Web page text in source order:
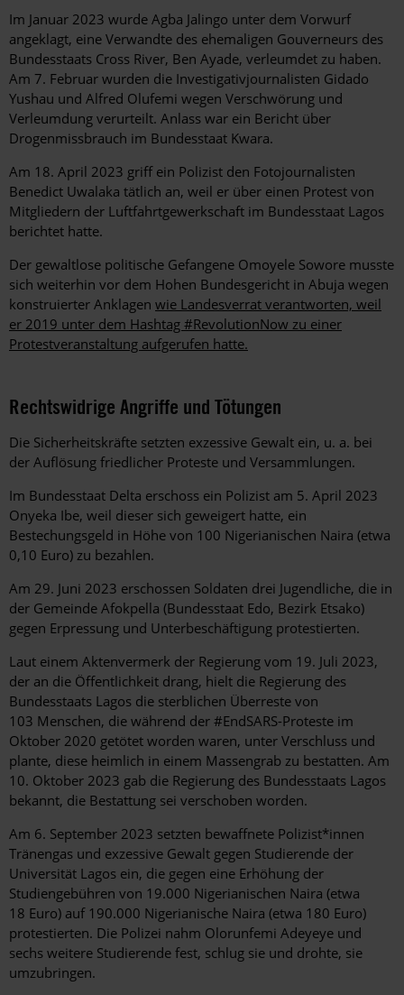
Im Januar 2023 wurde Agba Jalingo unter dem Vorwurf
angeklagt, eine Verwandte des ehemaligen Gouverneurs des
Bundesstaats Cross River, Ben Ayade, verleumdet zu haben.
Am 7. Februar wurden die Investigativjournalisten Gidado
Yushau und Alfred Olufemi wegen Verschwörung und
Verleumdung verurteilt. Anlass war ein Bericht über
Drogenmissbrauch im Bundesstaat Kwara.
Am 18. April 2023 griff ein Polizist den Fotojournalisten
Benedict Uwalaka tätlich an, weil er über einen Protest von
Mitgliedern der Luftfahrtgewerkschaft im Bundesstaat Lagos
berichtet hatte.
Der gewaltlose politische Gefangene Omoyele Sowore musste
sich weiterhin vor dem Hohen Bundesgericht in Abuja wegen
konstruierter Anklagen wie Landesverrat verantworten, weil
er 2019 unter dem Hashtag #RevolutionNow zu einer
Protestveranstaltung aufgerufen hatte.
Rechtswidrige Angriffe und Tötungen
Die Sicherheitskräfte setzten exzessive Gewalt ein, u. a. bei
der Auflösung friedlicher Proteste und Versammlungen.
Im Bundesstaat Delta erschoss ein Polizist am 5. April 2023
Onyeka Ibe, weil dieser sich geweigert hatte, ein
Bestechungsgeld in Höhe von 100 Nigerianischen Naira (etwa
0,10 Euro) zu bezahlen.
Am 29. Juni 2023 erschossen Soldaten drei Jugendliche, die in
der Gemeinde Afokpella (Bundesstaat Edo, Bezirk Etsako)
gegen Erpressung und Unterbeschäftigung protestierten.
Laut einem Aktenvermerk der Regierung vom 19. Juli 2023,
der an die Öffentlichkeit drang, hielt die Regierung des
Bundesstaats Lagos die sterblichen Überreste von
103 Menschen, die während der #EndSARS-Proteste im
Oktober 2020 getötet worden waren, unter Verschluss und
plante, diese heimlich in einem Massengrab zu bestatten. Am
10. Oktober 2023 gab die Regierung des Bundesstaats Lagos
bekannt, die Bestattung sei verschoben worden.
Am 6. September 2023 setzten bewaffnete Polizist*innen
Tränengas und exzessive Gewalt gegen Studierende der
Universität Lagos ein, die gegen eine Erhöhung der
Studiengebühren von 19.000 Nigerianischen Naira (etwa
18 Euro) auf 190.000 Nigerianische Naira (etwa 180 Euro)
protestierten. Die Polizei nahm Olorunfemi Adeyeye und
sechs weitere Studierende fest, schlug sie und drohte, sie
umzubringen.